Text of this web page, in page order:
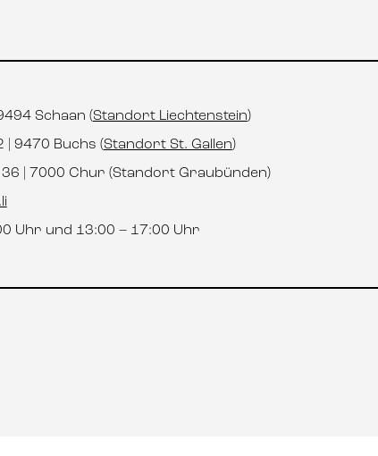
Schaan (Standort Liechtenstein)
| 9470 Buchs (Standort St. Gallen)
| 7000 Chur (Standort Graubünden)
Uhr und 13:00 – 17:00 Uhr